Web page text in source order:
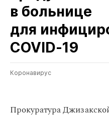
в больнице
для
COVID‑19
Коронавирус
Прокуратура